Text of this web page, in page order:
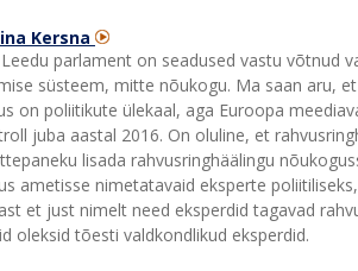
Kersna
parlament on seadused vastu võtnud
süsteem, mitte nõukogu. Ma saan aru,
on poliitikute ülekaal, aga Euroopa
juba aastal 2016. On oluline, et
lisada rahvusringhäälingu
ametisse nimetatavaid eksperte
et just nimelt need eksperdid tagavad
oleksid tõesti valdkondlikud eksperdid.